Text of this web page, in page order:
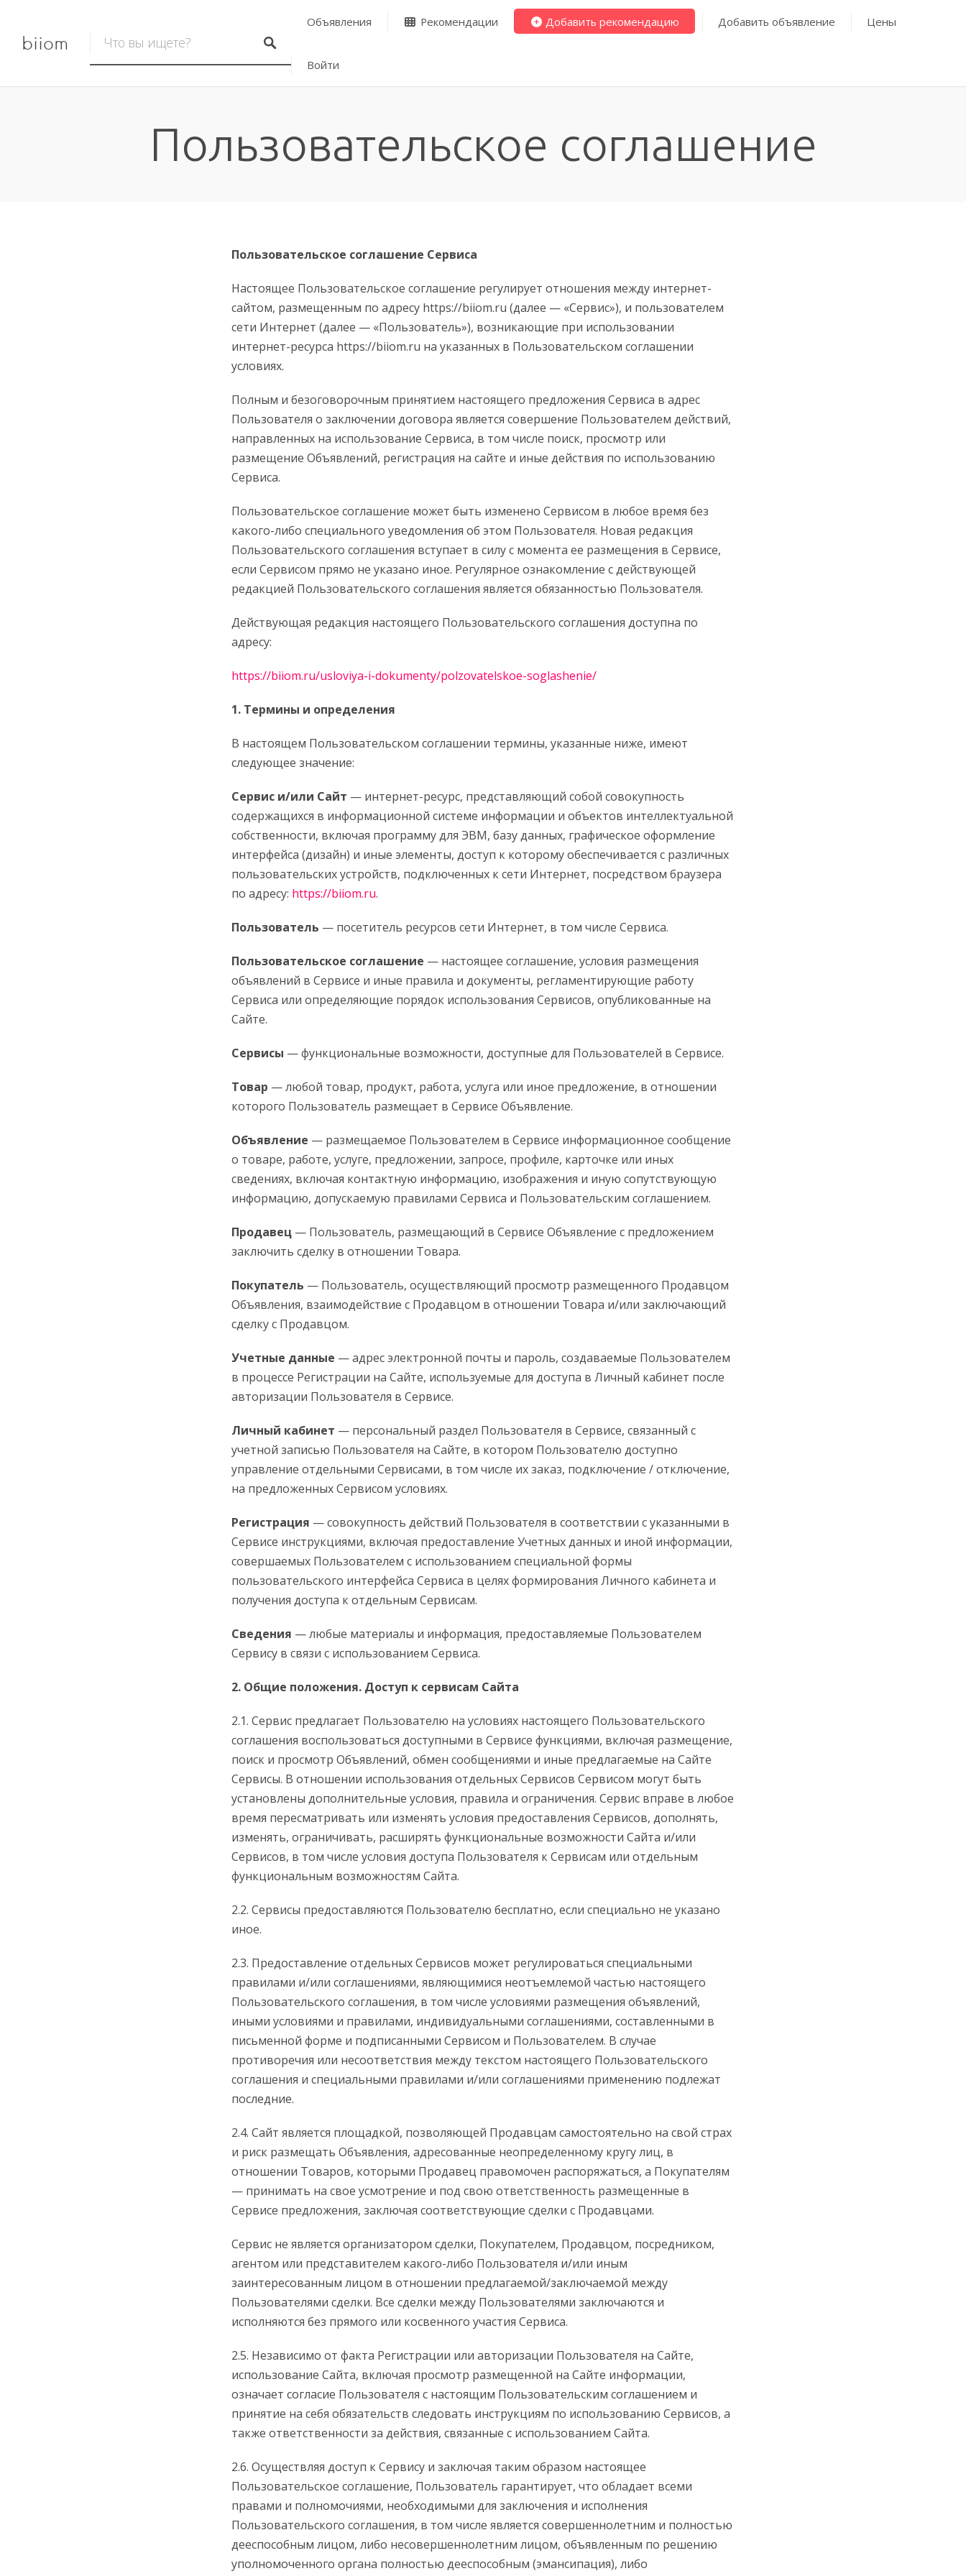
biiom
Объявления Рекомендации Добавить рекомендацию Добавить объявление Цены
Войти
Пользовательское соглашение
Пользовательское соглашение Сервиса
Настоящее Пользовательское соглашение регулирует отношения между интернет-
сайтом, размещенным по адресу https://biiom.ru (далее — «Сервис»), и пользователем
сети Интернет (далее — «Пользователь»), возникающие при использовании
интернет-ресурса https://biiom.ru на указанных в Пользовательском соглашении
условиях.
Полным и безоговорочным принятием настоящего предложения Сервиса в адрес
Пользователя о заключении договора является совершение Пользователем действий,
направленных на использование Сервиса, в том числе поиск, просмотр или
размещение Объявлений, регистрация на сайте и иные действия по использованию
Сервиса.
Пользовательское соглашение может быть изменено Сервисом в любое время без
какого-либо специального уведомления об этом Пользователя. Новая редакция
Пользовательского соглашения вступает в силу с момента ее размещения в Сервисе,
если Сервисом прямо не указано иное. Регулярное ознакомление с действующей
редакцией Пользовательского соглашения является обязанностью Пользователя.
Действующая редакция настоящего Пользовательского соглашения доступна по
адресу:
https://biiom.ru/usloviya-i-dokumenty/polzovatelskoe-soglashenie/
1. Термины и определения
В настоящем Пользовательском соглашении термины, указанные ниже, имеют
следующее значение:
Сервис и/или Сайт — интернет-ресурс, представляющий собой совокупность
содержащихся в информационной системе информации и объектов интеллектуальной
собственности, включая программу для ЭВМ, базу данных, графическое оформление
интерфейса (дизайн) и иные элементы, доступ к которому обеспечивается с различных
пользовательских устройств, подключенных к сети Интернет, посредством браузера
по адресу: https://biiom.ru.
Пользователь — посетитель ресурсов сети Интернет, в том числе Сервиса.
Пользовательское соглашение — настоящее соглашение, условия размещения
объявлений в Сервисе и иные правила и документы, регламентирующие работу
Сервиса или определяющие порядок использования Сервисов, опубликованные на
Сайте.
Сервисы — функциональные возможности, доступные для Пользователей в Сервисе.
Товар — любой товар, продукт, работа, услуга или иное предложение, в отношении
которого Пользователь размещает в Сервисе Объявление.
Объявление — размещаемое Пользователем в Сервисе информационное сообщение
о товаре, работе, услуге, предложении, запросе, профиле, карточке или иных
сведениях, включая контактную информацию, изображения и иную сопутствующую
информацию, допускаемую правилами Сервиса и Пользовательским соглашением.
Продавец — Пользователь, размещающий в Сервисе Объявление с предложением
заключить сделку в отношении Товара.
Покупатель — Пользователь, осуществляющий просмотр размещенного Продавцом
Объявления, взаимодействие с Продавцом в отношении Товара и/или заключающий
сделку с Продавцом.
Учетные данные — адрес электронной почты и пароль, создаваемые Пользователем
в процессе Регистрации на Сайте, используемые для доступа в Личный кабинет после
авторизации Пользователя в Сервисе.
Личный кабинет — персональный раздел Пользователя в Сервисе, связанный с
учетной записью Пользователя на Сайте, в котором Пользователю доступно
управление отдельными Сервисами, в том числе их заказ, подключение / отключение,
на предложенных Сервисом условиях.
Регистрация — совокупность действий Пользователя в соответствии с указанными в
Сервисе инструкциями, включая предоставление Учетных данных и иной информации,
совершаемых Пользователем с использованием специальной формы
пользовательского интерфейса Сервиса в целях формирования Личного кабинета и
получения доступа к отдельным Сервисам.
Сведения — любые материалы и информация, предоставляемые Пользователем
Сервису в связи с использованием Сервиса.
2. Общие положения. Доступ к сервисам Сайта
2.1. Сервис предлагает Пользователю на условиях настоящего Пользовательского
соглашения воспользоваться доступными в Сервисе функциями, включая размещение,
поиск и просмотр Объявлений, обмен сообщениями и иные предлагаемые на Сайте
Сервисы. В отношении использования отдельных Сервисов Сервисом могут быть
установлены дополнительные условия, правила и ограничения. Сервис вправе в любое
время пересматривать или изменять условия предоставления Сервисов, дополнять,
изменять, ограничивать, расширять функциональные возможности Сайта и/или
Сервисов, в том числе условия доступа Пользователя к Сервисам или отдельным
функциональным возможностям Сайта.
2.2. Сервисы предоставляются Пользователю бесплатно, если специально не указано
иное.
2.3. Предоставление отдельных Сервисов может регулироваться специальными
правилами и/или соглашениями, являющимися неотъемлемой частью настоящего
Пользовательского соглашения, в том числе условиями размещения объявлений,
иными условиями и правилами, индивидуальными соглашениями, составленными в
письменной форме и подписанными Сервисом и Пользователем. В случае
противоречия или несоответствия между текстом настоящего Пользовательского
соглашения и специальными правилами и/или соглашениями применению подлежат
последние.
2.4. Сайт является площадкой, позволяющей Продавцам самостоятельно на свой страх
и риск размещать Объявления, адресованные неопределенному кругу лиц, в
отношении Товаров, которыми Продавец правомочен распоряжаться, а Покупателям
— принимать на свое усмотрение и под свою ответственность размещенные в
Сервисе предложения, заключая соответствующие сделки с Продавцами.
Сервис не является организатором сделки, Покупателем, Продавцом, посредником,
агентом или представителем какого-либо Пользователя и/или иным
заинтересованным лицом в отношении предлагаемой/заключаемой между
Пользователями сделки. Все сделки между Пользователями заключаются и
исполняются без прямого или косвенного участия Сервиса.
2.5. Независимо от факта Регистрации или авторизации Пользователя на Сайте,
использование Сайта, включая просмотр размещенной на Сайте информации,
означает согласие Пользователя с настоящим Пользовательским соглашением и
принятие на себя обязательств следовать инструкциям по использованию Сервисов, а
также ответственности за действия, связанные с использованием Сайта.
2.6. Осуществляя доступ к Сервису и заключая таким образом настоящее
Пользовательское соглашение, Пользователь гарантирует, что обладает всеми
правами и полномочиями, необходимыми для заключения и исполнения
Пользовательского соглашения, в том числе является совершеннолетним и полностью
дееспособным лицом, либо несовершеннолетним лицом, объявленным по решению
уполномоченного органа полностью дееспособным (эмансипация), либо